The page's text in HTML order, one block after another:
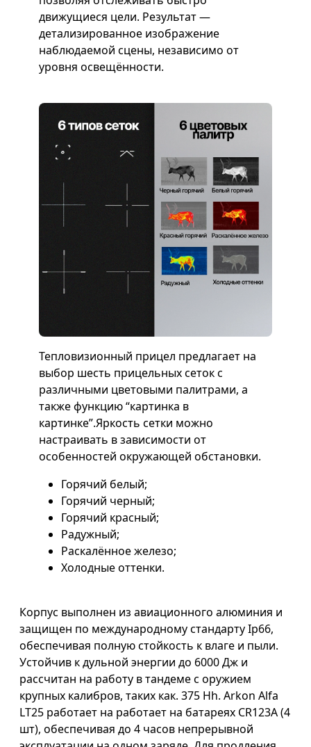
движущиеся цели. Результат —
детализированное изображение
наблюдаемой сцены, независимо от
уровня освещённости.
Тепловизионный прицел предлагает на
выбор шесть прицельных сеток с
различными цветовыми палитрами, а
также функцию “картинка в
картинке”.Яркость сетки можно
настраивать в зависимости от
особенностей окружающей обстановки.
Горячий белый;
Горячий черный;
Горячий красный;
Радужный;
Раскалённое железо;
Холодные оттенки.
Корпус выполнен из авиационного алюминия и
защищен по международному стандарту Ip66,
обеспечивая полную стойкость к влаге и пыли.
Устойчив к дульной энергии до 6000 Дж и
рассчитан на работу в тандеме с оружием
крупных калибров, таких как. 375 Hh. Arkon Alfa
LT25 работает на работает на батареях CR123A (4
шт), обеспечивая до 4 часов непрерывной